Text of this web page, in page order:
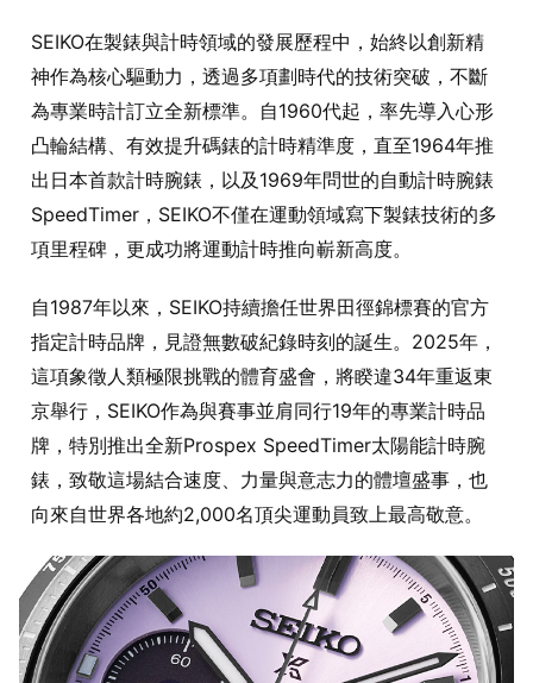
SEIKO在製錶與計時領域的發展歷程中，始終以創新精
神作為核心驅動力，透過多項劃時代的技術突破，不斷
為專業時計訂立全新標準。自1960代起，率先導入心形
凸輪結構、有效提升碼錶的計時精準度，直至1964年推
出日本首款計時腕錶，以及1969年問世的自動計時腕錶
SpeedTimer，SEIKO不僅在運動領域寫下製錶技術的多
項里程碑，更成功將運動計時推向嶄新高度。
自1987年以來，SEIKO持續擔任世界田徑錦標賽的官方
指定計時品牌，見證無數破紀錄時刻的誕生。2025年，
這項象徵人類極限挑戰的體育盛會，將睽違34年重返東
京舉行，SEIKO作為與賽事並肩同行19年的專業計時品
牌，特別推出全新Prospex SpeedTimer太陽能計時腕
錶，致敬這場結合速度、力量與意志力的體壇盛事，也
向來自世界各地約2,000名頂尖運動員致上最高敬意。